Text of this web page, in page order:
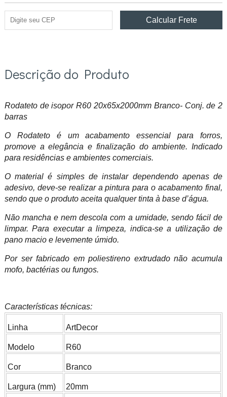
Descrição do Produto
Rodateto de isopor R60 20x65x2000mm Branco- Conj. de 2
barras
O Rodateto é um acabamento essencial para forros,
promove a elegância e finalização do ambiente. Indicado
para residências e ambientes comerciais.
O material é simples de instalar dependendo apenas de
adesivo, deve-se realizar a pintura para o acabamento final,
sendo que o produto aceita qualquer tinta à base d’água.
Não mancha e nem descola com a umidade, sendo fácil de
limpar. Para executar a limpeza, indica-se a utilização de
pano macio e levemente úmido.
Por ser fabricado em poliestireno extrudado não acumula
mofo, bactérias ou fungos.
Características técnicas:
Linha ArtDecor
Modelo R60
Cor Branco
Largura (mm) 20mm